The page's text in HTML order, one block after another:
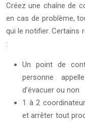
Créez une chaîne de
en cas de problème,
qui le notifier. Certains
:
Un point de
personne
d’évacuer ou non
1 à 2
et arrêter tout